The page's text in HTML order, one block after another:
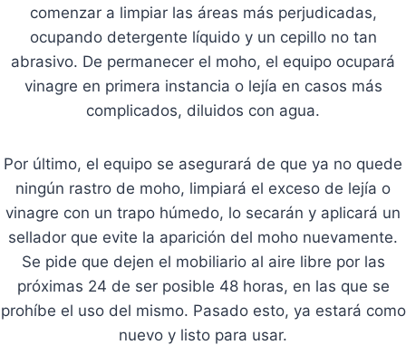
comenzar a limpiar las áreas más perjudicadas,
ocupando detergente líquido y un cepillo no tan
abrasivo. De permanecer el moho, el equipo ocupará
vinagre en primera instancia o lejía en casos más
complicados, diluidos con agua.
Por último, el equipo se asegurará de que ya no quede
ningún rastro de moho, limpiará el exceso de lejía o
vinagre con un trapo húmedo, lo secarán y aplicará un
sellador que evite la aparición del moho nuevamente.
Se pide que dejen el mobiliario al aire libre por las
próximas 24 de ser posible 48 horas, en las que se
prohíbe el uso del mismo. Pasado esto, ya estará como
nuevo y listo para usar.